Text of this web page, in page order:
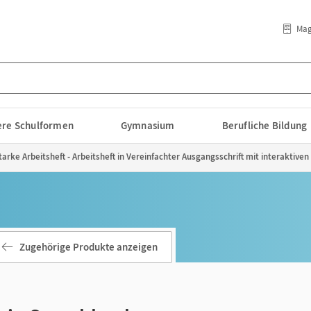
Schulformen Gymnasium Berufliche Bildung
Arbeitsheft - Arbeitsheft in Vereinfachter Ausgangsschrift mit
Zugehörige Produkte anzeigen